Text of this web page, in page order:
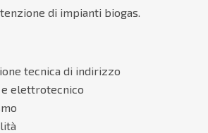
di impianti biogas.
tecnica di indirizzo
e elettrotecnico